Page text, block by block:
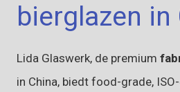
bierglazen in
Lida Glaswerk, de premium
in China, biedt food-grade,